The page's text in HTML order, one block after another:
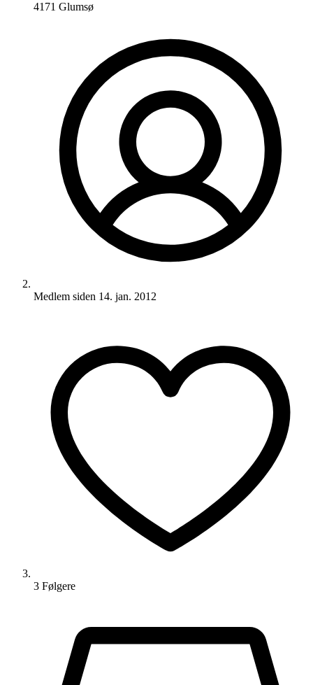
4171 Glumsø
Medlem siden 14. jan. 2012
3 Følgere